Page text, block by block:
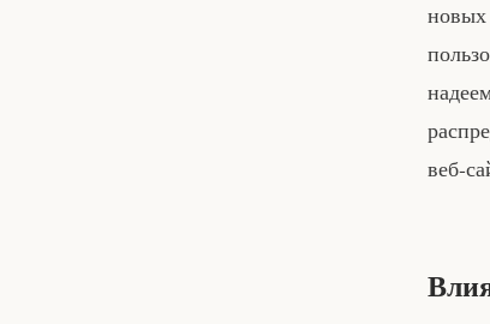
новых